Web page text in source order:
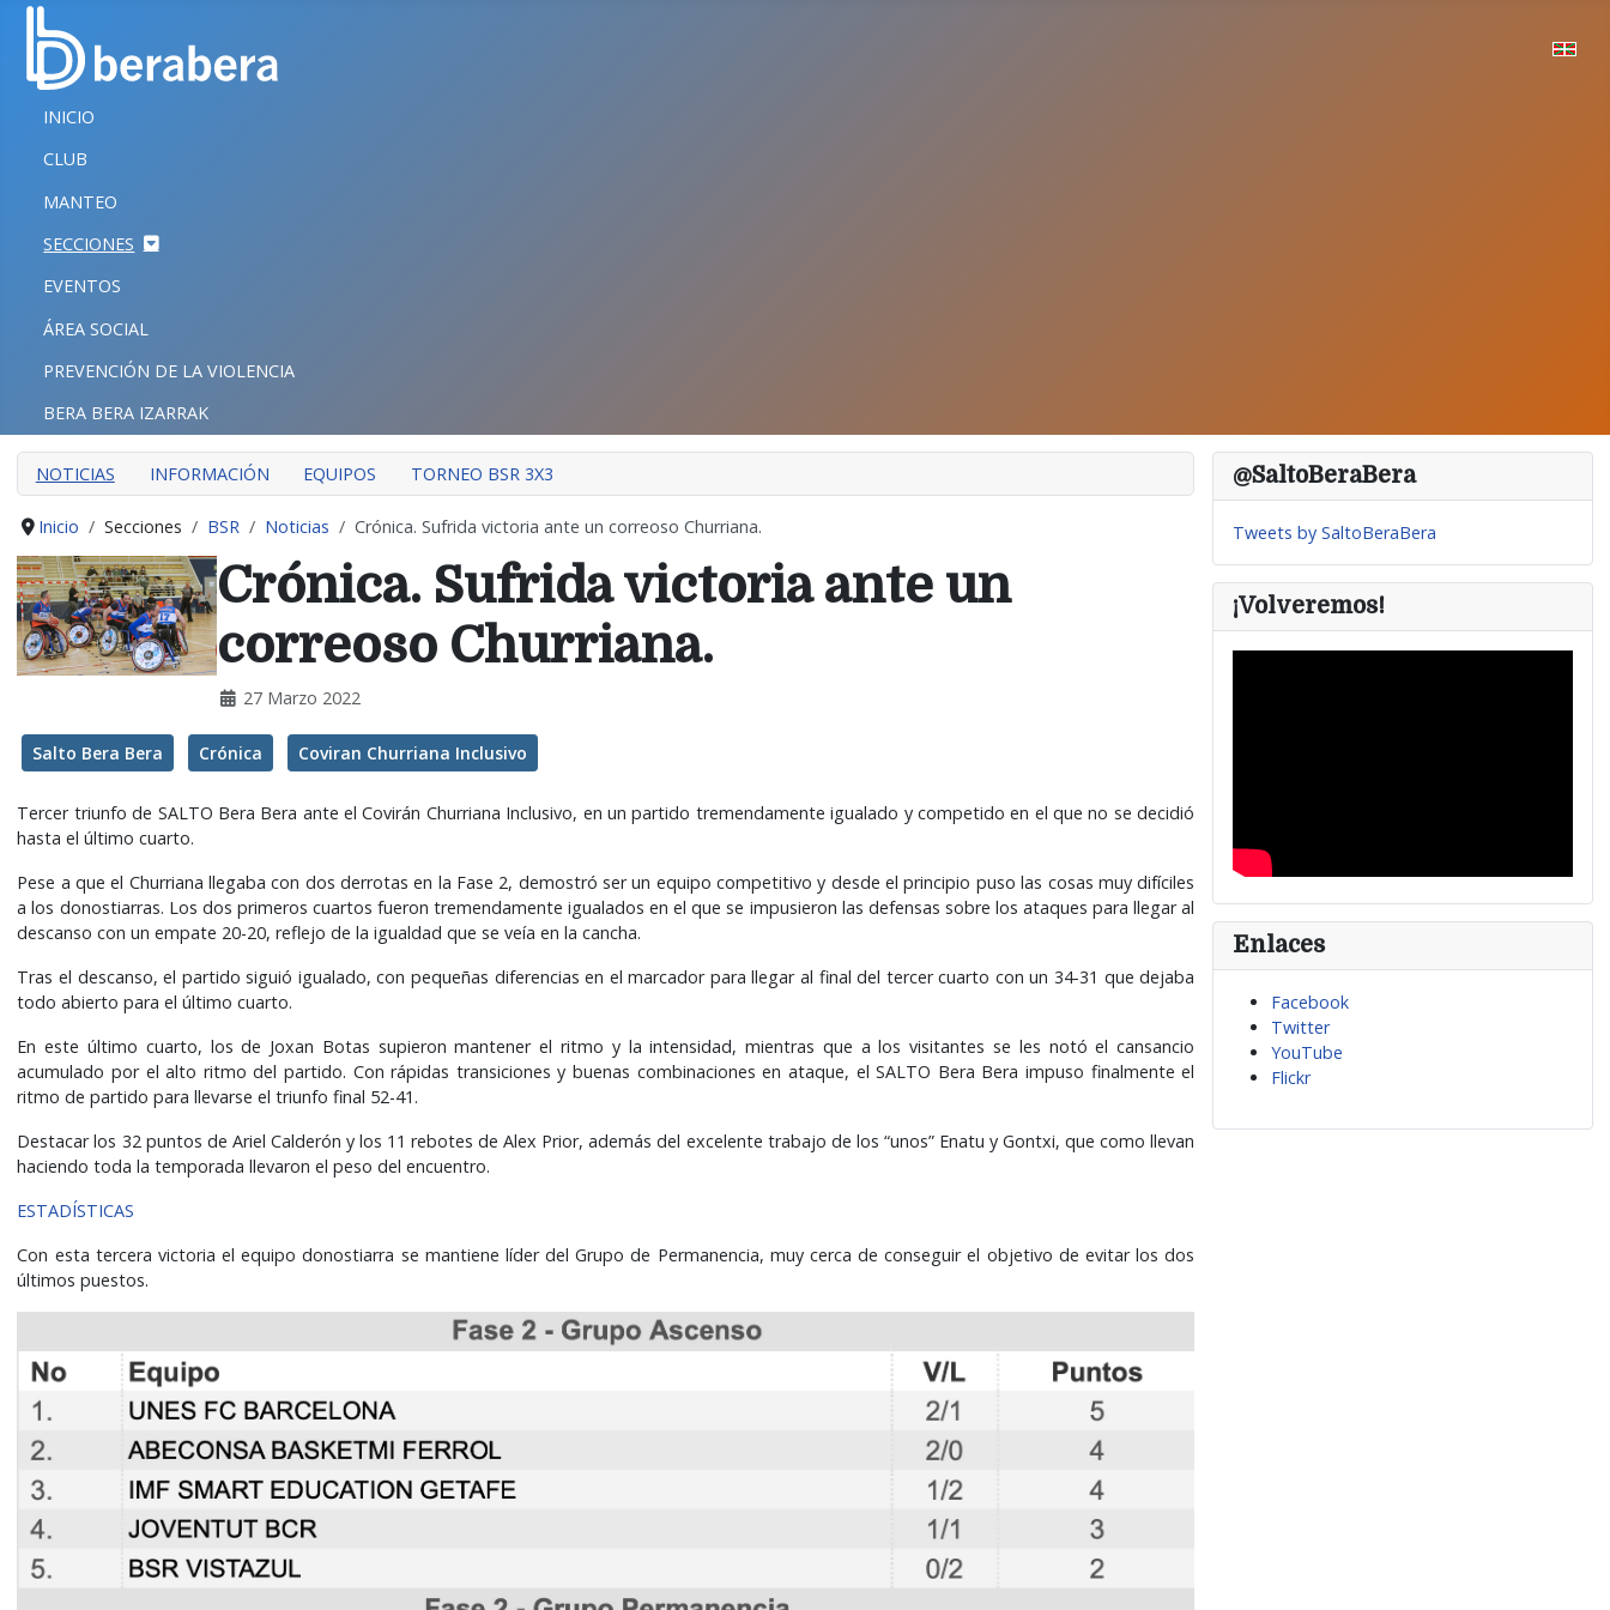
CERRAR
INICIO
CLUB
MANTEO
SECCIONES
EVENTOS
ÁREA SOCIAL
PREVENCIÓN DE LA VIOLENCIA
BERA BERA IZARRAK
INICIO
CLUB
MANTEO
SECCIONES
EVENTOS
ÁREA SOCIAL
PREVENCIÓN DE LA VIOLENCIA
BERA BERA IZARRAK
NOTICIAS INFORMACIÓN EQUIPOS TORNEO BSR 3X3
Inicio Secciones BSR Noticias Crónica. Sufrida victoria ante un correoso Churriana.
Crónica. Sufrida victoria ante un
correoso Churriana.
27 Marzo 2022
Salto Bera Bera Crónica Coviran Churriana Inclusivo
Tercer triunfo de SALTO Bera Bera ante el Covirán Churriana Inclusivo, en un partido tremendamente igualado y competido en el que no se decidió
hasta el último cuarto.
Pese a que el Churriana llegaba con dos derrotas en la Fase 2, demostró ser un equipo competitivo y desde el principio puso las cosas muy difíciles
a los donostiarras. Los dos primeros cuartos fueron tremendamente igualados en el que se impusieron las defensas sobre los ataques para llegar al
descanso con un empate 20-20, reflejo de la igualdad que se veía en la cancha.
Tras el descanso, el partido siguió igualado, con pequeñas diferencias en el marcador para llegar al final del tercer cuarto con un 34-31 que dejaba
todo abierto para el último cuarto.
En este último cuarto, los de Joxan Botas supieron mantener el ritmo y la intensidad, mientras que a los visitantes se les notó el cansancio
acumulado por el alto ritmo del partido. Con rápidas transiciones y buenas combinaciones en ataque, el SALTO Bera Bera impuso finalmente el
ritmo de partido para llevarse el triunfo final 52-41.
Destacar los 32 puntos de Ariel Calderón y los 11 rebotes de Alex Prior, además del excelente trabajo de los “unos” Enatu y Gontxi, que como llevan
haciendo toda la temporada llevaron el peso del encuentro.
ESTADÍSTICAS
Con esta tercera victoria el equipo donostiarra se mantiene líder del Grupo de Permanencia, muy cerca de conseguir el objetivo de evitar los dos
últimos puestos.
@SaltoBeraBera
Tweets by SaltoBeraBera
¡Volveremos!
Enlaces
Facebook
Twitter
YouTube
Flickr